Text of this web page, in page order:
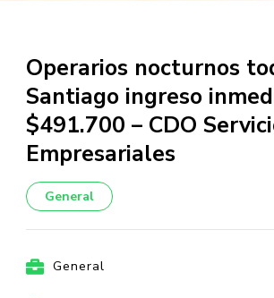
Operarios nocturnos
Santiago ingreso
$491.700 – CDO
Empresariales
General
General